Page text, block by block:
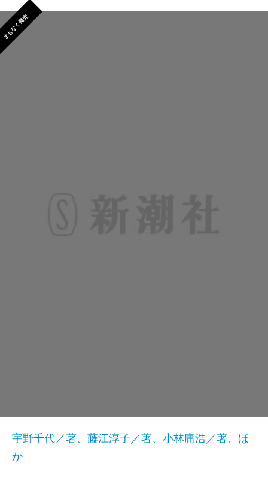
まもなく発売
宇野千代／著、藤江淳子／著、小林庸浩／著、ほ
か